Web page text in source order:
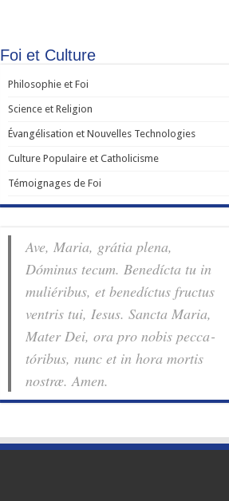
Foi et Culture
Philosophie et Foi
Science et Religion
Évangélisation et Nouvelles Technologies
Culture Populaire et Catholicisme
Témoignages de Foi
Ave, Maria, grátia plena,
Dóminus tecum. Benedícta tu in
muliéribus, et benedíctus fructus
ventris tui, Iesus. Sancta Maria,
Mater Dei, ora pro nobis pec­ca­
tóribus, nunc et in hora mortis
nostræ. Amen.